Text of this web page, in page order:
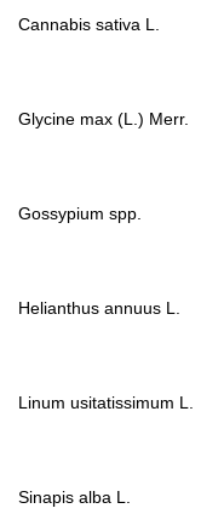
Cannabis sativa L.
Glycine max (L.) Merr.
Gossypium spp.
Helianthus annuus L.
Linum usitatissimum L.
Sinapis alba L.